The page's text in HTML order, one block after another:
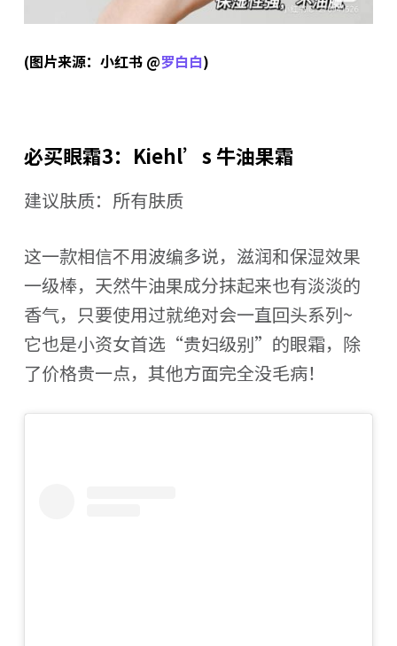
(图片来源：小红书 @罗白白)
必买眼霜3：Kiehl’s 牛油果霜
建议肤质：所有肤质
这一款相信不用波编多说，滋润和保湿效果
一级棒，天然牛油果成分抹起来也有淡淡的
香气，只要使用过就绝对会一直回头系列~
它也是小资女首选“贵妇级别”的眼霜，除
了价格贵一点，其他方面完全没毛病！